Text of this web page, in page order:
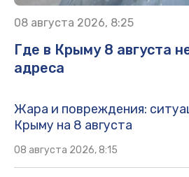
08 августа 2026, 8:25
Где в Крыму 8 августа
адреса
Жара и повреждения:
Крыму на 8 августа
08 августа 2026, 8:15